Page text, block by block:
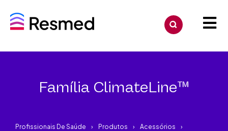
Família ClimateLine™
Profissionais De Saúde Produtos
Acessórios